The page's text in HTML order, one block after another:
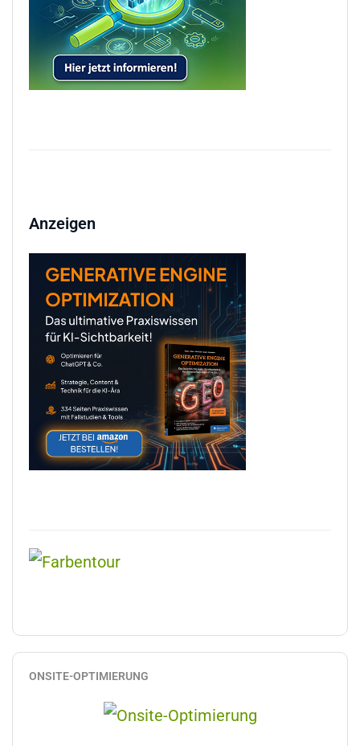
Anzeigen
ONSITE-OPTIMIERUNG